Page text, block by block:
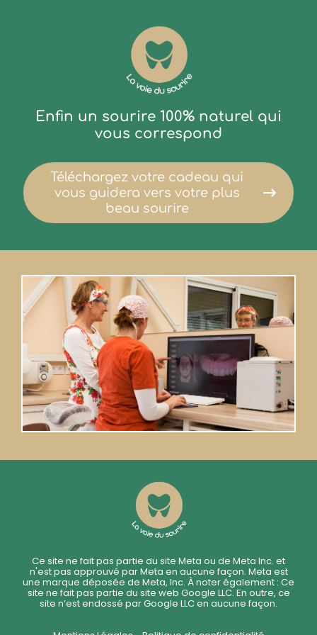
Enfin un sourire 100% naturel qui
vous correspond
Téléchargez votre cadeau qui
vous guidera vers votre plus
beau sourire
Ce site ne fait pas partie du site Meta ou de Meta Inc. et
n'est pas approuvé par Meta en aucune façon. Meta est
une marque déposée de Meta, Inc. À noter également : Ce
site ne fait pas partie du site web Google LLC. En outre, ce
site n’est endossé par Google LLC en aucune façon.